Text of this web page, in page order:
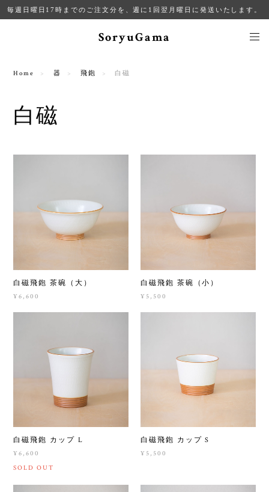
毎週日曜日17時までのご注文分を、週に1回翌月曜日に発送いたします。
SoryuGama
Home 器 飛鉋 白磁
白磁
白磁飛鉋 茶碗（大）
¥6,600
白磁飛鉋 茶碗（小）
¥5,500
白磁飛鉋 カップ L
¥6,600
SOLD OUT
白磁飛鉋 カップ S
¥5,500